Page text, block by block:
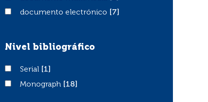
documento electrónico
documento electrónico [7]
Nivel bibliográfico
SerialSerial
[1]
Monograph
Monograph [18]